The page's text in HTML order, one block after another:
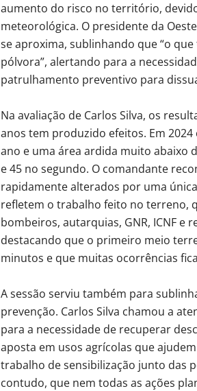
aumento do risco no território,
meteorológica. O presidente da
se aproxima, sublinhando que “o
pólvora”, alertando para a
patrulhamento preventivo para
Na avaliação de Carlos Silva, os
anos tem produzido efeitos. Em
ano e uma área ardida muito abaixo
e 45 no segundo. O comandante
rapidamente alterados por uma
refletem o trabalho feito no terreno,
bombeiros, autarquias, GNR, ICNF e
destacando que o primeiro meio
minutos e que muitas ocorrências
A sessão serviu também para
prevenção. Carlos Silva chamou a
para a necessidade de recuperar
aposta em usos agrícolas que
trabalho de sensibilização junto das
contudo, que nem todas as ações